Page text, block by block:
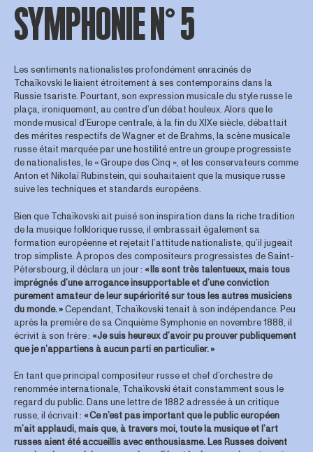
SYMPHONIE N° 5
Les sentiments nationalistes profondément enracinés de
Tchaïkovski le liaient étroitement à ses contemporains dans la
Russie tsariste. Pourtant, son expression musicale du style russe le
plaça, ironiquement, au centre d’un débat houleux. Alors que le
monde musical d’Europe centrale, à la fin du XIXe siècle, débattait
des mérites respectifs de Wagner et de Brahms, la scène musicale
russe était marquée par une hostilité entre un groupe progressiste
de nationalistes, le « Groupe des Cinq », et les conservateurs comme
Anton et Nikolaï Rubinstein, qui souhaitaient que la musique russe
suive les techniques et standards européens.
Bien que Tchaïkovski ait puisé son inspiration dans la riche tradition
de la musique folklorique russe, il embrassait également sa
formation européenne et rejetait l’attitude nationaliste, qu’il jugeait
trop simpliste. À propos des compositeurs progressistes de Saint-
Pétersbourg, il déclara un jour : « Ils sont très talentueux, mais tous
imprégnés d’une arrogance insupportable et d’une conviction
purement amateur de leur supériorité sur tous les autres musiciens
du monde. »Cependant, Tchaïkovski tenait à son indépendance. Peu
après la première de sa Cinquième Symphonie en novembre 1888, il
écrivit à son frère : « Je suis heureux d’avoir pu prouver publiquement
que je n’appartiens à aucun parti en particulier. »
En tant que principal compositeur russe et chef d’orchestre de
renommée internationale, Tchaïkovski était constamment sous le
regard du public. Dans une lettre de 1882 adressée à un critique
russe, il écrivait : « Ce n’est pas important que le public européen
m’ait applaudi, mais que, à travers moi, toute la musique et l’art
russes aient été accueillis avec enthousiasme. Les Russes doivent